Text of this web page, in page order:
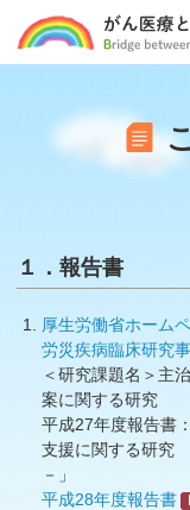
１．報告書
厚生労働省ホーム
労災疾病臨床研究
＜研究課題名＞主
案に関する研究
平成27年度報告書
支援に関する研究
－」
平成28年度報告書